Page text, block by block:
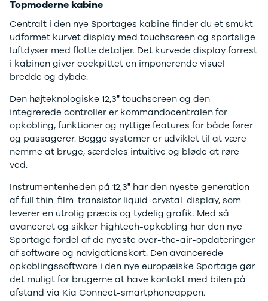
Se alle Ford
Bronco
B-Max
C-Max
Capri
Max
EcoSport
Explorer
Ka
F-150
Galaxy
Kuga
Mondeo
Mustang
Mustang
Mach-E
Puma
Ranger
Ranger
Topmoderne kabine
Centralt i den nye Sportages kabine finder du et smukt
udformet kurvet display med touchscreen og sportslige
luftdyser med flotte detaljer. Det kurvede display forrest
i kabinen giver cockpittet en imponerende visuel
bredde og dybde.
Den højteknologiske 12,3” touchscreen og den
integrerede controller er kommandocentralen for
opkobling, funktioner og nyttige features for både fører
og passagerer. Begge systemer er udviklet til at være
nemme at bruge, særdeles intuitive og bløde at røre
ved.
Instrumentenheden på 12,3” har den nyeste generation
af full thin-film-transistor liquid-crystal-display, som
leverer en utrolig præcis og tydelig grafik. Med så
avanceret og sikker hightech-opkobling har den nye
Sportage fordel af de nyeste over-the-air-opdateringer
af software og navigationskort. Den avancerede
opkoblingssoftware i den nye europæiske Sportage gør
det muligt for brugerne at have kontakt med bilen på
afstand via Kia Connect-smartphoneappen.